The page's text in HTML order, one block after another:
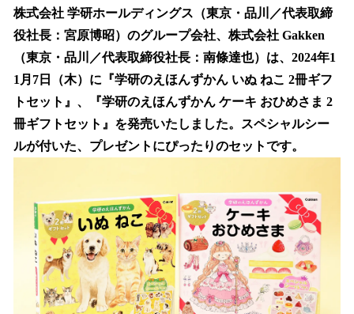
！
数
を
読
み
込
み
中
で
す
株式会社 学研ホールディングス（東京・品川／代表取締
役社長：宮原博昭）のグループ会社、株式会社 Gakken
（東京・品川／代表取締役社長：南條達也）は、2024年1
1月7日（木）に『学研のえほんずかん いぬ ねこ 2冊ギフ
トセット』、『学研のえほんずかん ケーキ おひめさま 2
冊ギフトセット』を発売いたしました。スペシャルシー
ルが付いた、プレゼントにぴったりのセットです。